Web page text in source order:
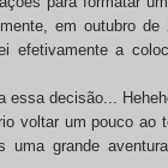
em outubro de
efetivamente a
essa decisão...
voltar um pouco ao
grande